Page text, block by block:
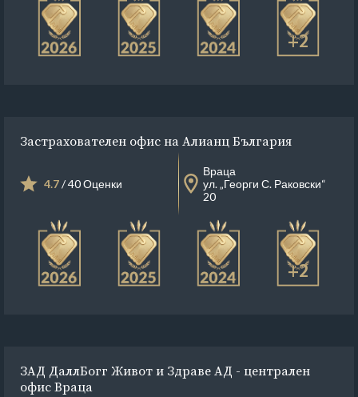
+2
Застрахователен офис на Алианц България
4.7/ 40 Оценки
Враца
ул. „Георги С. Раковски“
20
+2
ЗАД ДаллБогг Живот и Здраве АД - централен
офис Враца